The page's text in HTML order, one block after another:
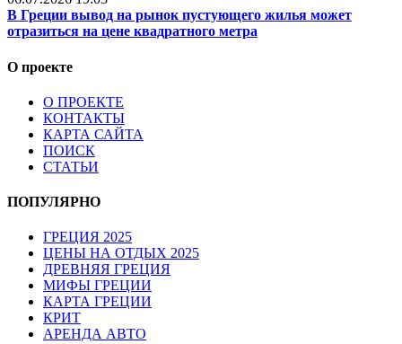
В Греции вывод на рынок пустующего жилья может
отразиться на цене квадратного метра
О проекте
О ПРОЕКТЕ
КОНТАКТЫ
КАРТА САЙТА
ПОИСК
СТАТЬИ
ПОПУЛЯРНО
ГРЕЦИЯ 2025
ЦЕНЫ НА ОТДЫХ 2025
ДРЕВНЯЯ ГРЕЦИЯ
МИФЫ ГРЕЦИИ
КАРТА ГРЕЦИИ
КРИТ
АРЕНДА АВТО